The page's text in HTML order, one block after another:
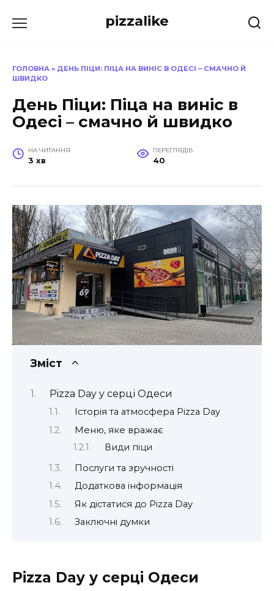
до
pizzalike
ГОЛОВНА » ДЕНЬ ПІЦИ: ПІЦА НА ВИНІС В ОДЕСІ – СМАЧНО Й
ШВИДКО
День Піци: Піца на виніс в
Одесі – смачно й швидко
НА ЧИТАННЯ
3 хв
ПЕРЕГЛЯДІВ
40
Зміст
Pizza Day у серці Одеси
Історія та атмосфера Pizza Day
Меню, яке вражає
Види піци
Послуги та зручності
Додаткова інформація
Як дістатися до Pizza Day
Заключні думки
Pizza Day у серці Одеси